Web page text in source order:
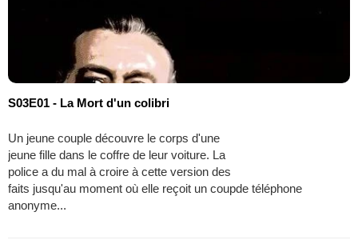
S03E01 - La Mort d'un colibri
Un jeune couple découvre le corps d'une
jeune fille dans le coffre de leur voiture. La
police a du mal à croire à cette version des
faits jusqu'au moment où elle reçoit un coupde téléphone
anonyme...